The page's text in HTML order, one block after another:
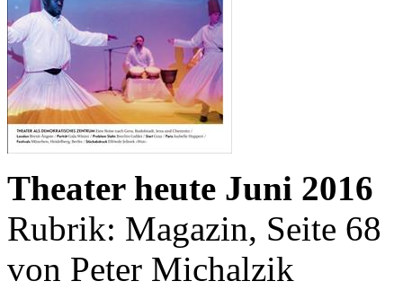
Theater heute Juni 2016
Rubrik: Magazin, Seite 68
von Peter Michalzik